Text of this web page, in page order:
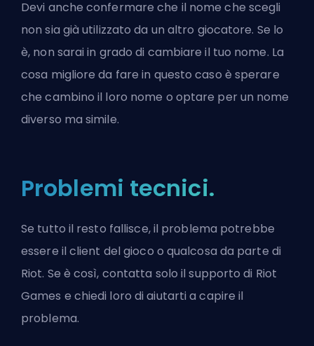
Devi anche confermare che il nome che scegli
non sia già utilizzato da un altro giocatore. Se lo
è, non sarai in grado di cambiare il tuo nome. La
cosa migliore da fare in questo caso è sperare
che cambino il loro nome o optare per un nome
diverso ma simile.
Problemi tecnici.
Se tutto il resto fallisce, il problema potrebbe
essere il client del gioco o qualcosa da parte di
Riot. Se è così, contatta solo il supporto di Riot
Games e chiedi loro di aiutarti a capire il
problema.